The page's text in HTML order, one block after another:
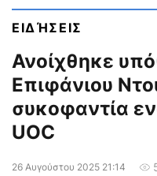
ΕΙΔΉΣΕΙΣ
Ανοίχθηκε
Επιφάνιου
συκοφαντία
UOC
26 Αυγούστου 2025 21:14